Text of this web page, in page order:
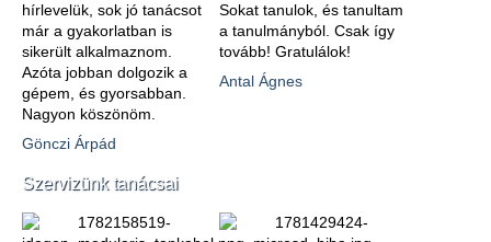
hírlevelük, sok jó tanácsot
már a gyakorlatban is
sikerült alkalmaznom.
Azóta jobban dolgozik a
gépem, és gyorsabban.
Nagyon köszönöm.
Gönczi Árpád
Sokat tanulok, és tanultam
a tanulmányból. Csak így
tovább! Gratulálok!
Antal Ágnes
Szervizünk tanácsai